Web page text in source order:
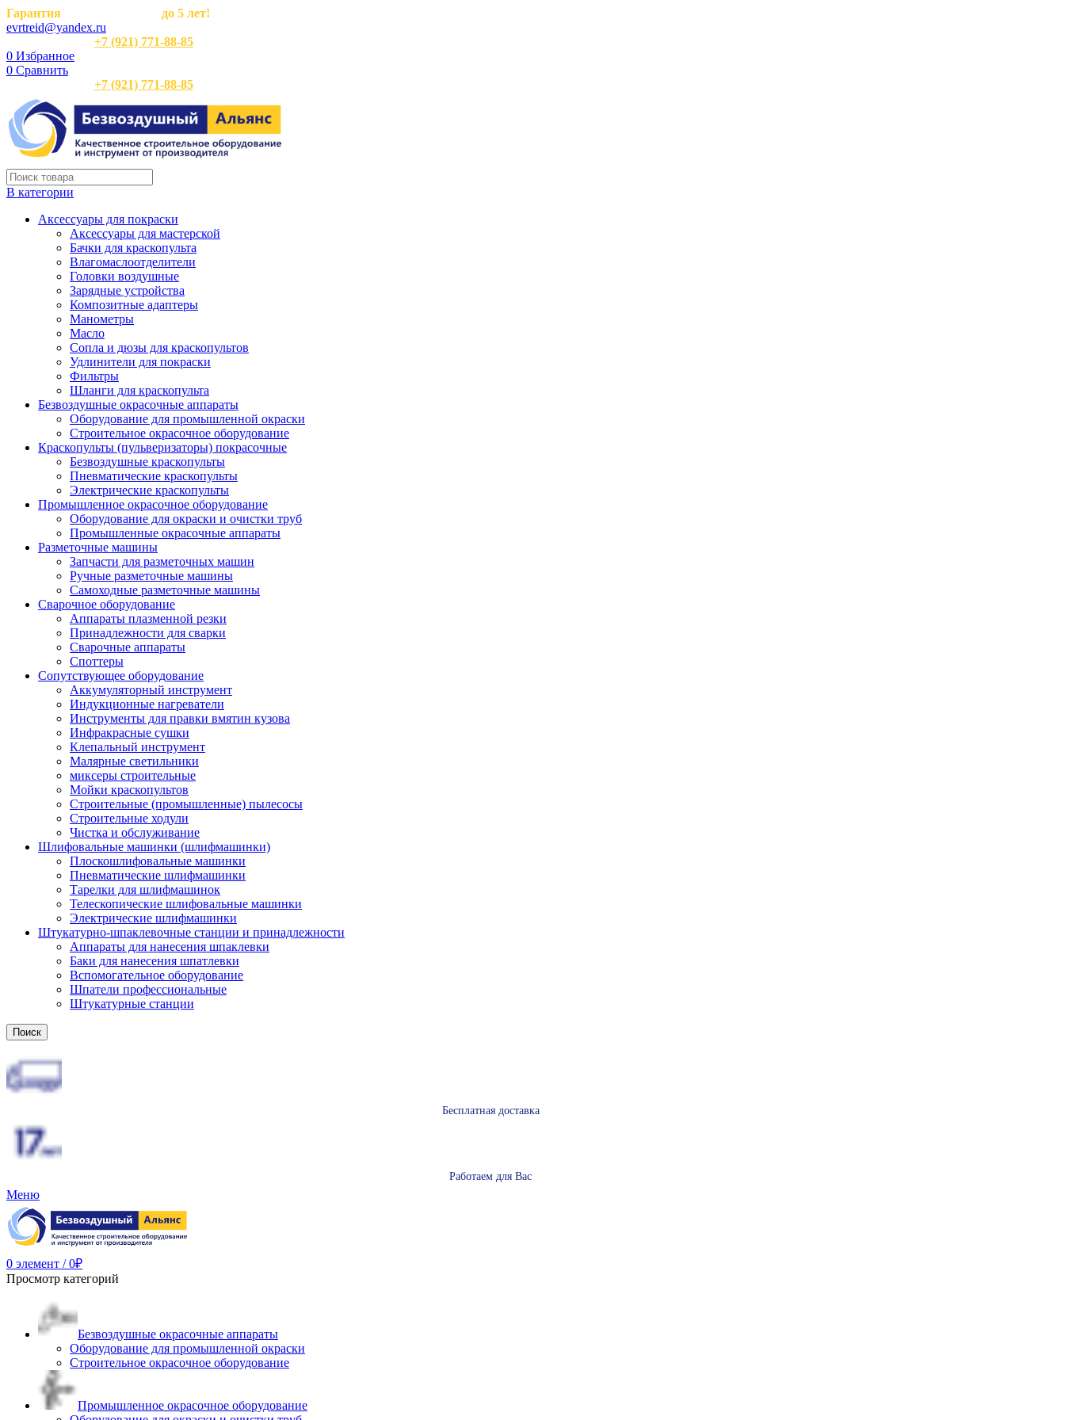
Гарантия
до 5 лет!
evrtreid@yandex.ru
+7 (921) 771-88-85
0 Избранное
0 Сравнить
+7 (921) 771-88-85
В категории
Аксессуары для покраски
Аксессуары для мастерской
Бачки для краскопульта
Влагомаслоотделители
Головки воздушные
Зарядные устройства
Композитные адаптеры
Манометры
Масло
Сопла и дюзы для краскопультов
Удлинители для покраски
Фильтры
Шланги для краскопульта
Безвоздушные окрасочные аппараты
Оборудование для промышленной окраски
Строительное окрасочное оборудование
Краскопульты (пульверизаторы) покрасочные
Безвоздушные краскопульты
Пневматические краскопульты
Электрические краскопульты
Промышленное окрасочное оборудование
Оборудование для окраски и очистки труб
Промышленные окрасочные аппараты
Разметочные машины
Запчасти для разметочных машин
Ручные разметочные машины
Самоходные разметочные машины
Сварочное оборудование
Аппараты плазменной резки
Принадлежности для сварки
Сварочные аппараты
Споттеры
Сопутствующее оборудование
Аккумуляторный инструмент
Индукционные нагреватели
Инструменты для правки вмятин кузова
Инфракрасные сушки
Клепальный инструмент
Малярные светильники
миксеры строительные
Мойки краскопультов
Строительные (промышленные) пылесосы
Строительные ходули
Чистка и обслуживание
Шлифовальные машинки (шлифмашинки)
Плоскошлифовальные машинки
Пневматические шлифмашинки
Тарелки для шлифмашинок
Телескопические шлифовальные машинки
Электрические шлифмашинки
Штукатурно-шпаклевочные станции и принадлежности
Аппараты для нанесения шпаклевки
Баки для нанесения шпатлевки
Вспомогательное оборудование
Шпатели профессиональные
Штукатурные станции
Поиск
Бесплатная доставка
Работаем для Вас
Меню
0 элемент / 0₽
Просмотр категорий
Безвоздушные окрасочные аппараты
Оборудование для промышленной окраски
Строительное окрасочное оборудование
Промышленное окрасочное оборудование